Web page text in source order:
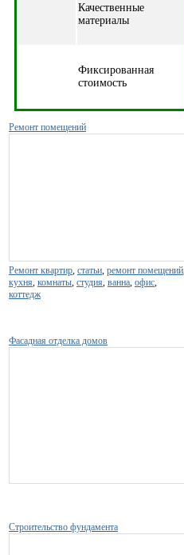
Качественные
материалы
Фиксированная
стоимость
Ремонт помещений
Ремонт квартир статьи ремонт помещений
кухня комнаты студия ванна офис
коттедж
Фасадная отделка домов
Строительство фундамента